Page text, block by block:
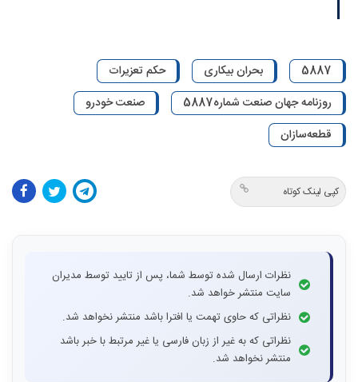
5887 بحران بیکاری
حکم تعزیرات
روزنامه جهان صنعت شماره5887
صنعت خودرو
قطعه‌سازان
کپی لینک کوتاه
نظرات ارسال شده توسط شما، پس از تایید توسط مدیران
سایت منتشر خواهد شد.
نظراتی که حاوی تهمت یا افترا باشد منتشر نخواهد شد.
نظراتی که به غیر از زبان فارسی یا غیر مرتبط با خبر باشد
منتشر نخواهد شد.